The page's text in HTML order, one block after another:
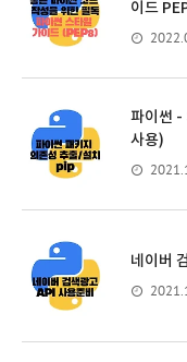
이드
파이썬 -
사용)
네이버